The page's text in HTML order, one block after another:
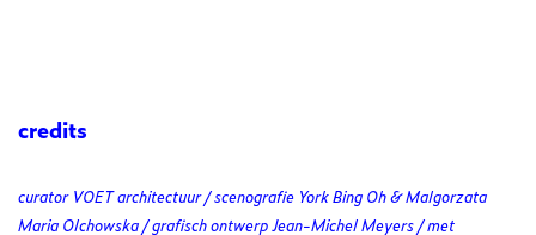
credits
curator VOET architectuur / scenografie York Bing Oh & Malgorzata
Maria Olchowska / grafisch ontwerp Jean-Michel Meyers / met